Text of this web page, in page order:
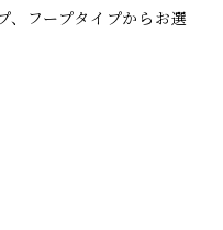
、フープタイプからお選